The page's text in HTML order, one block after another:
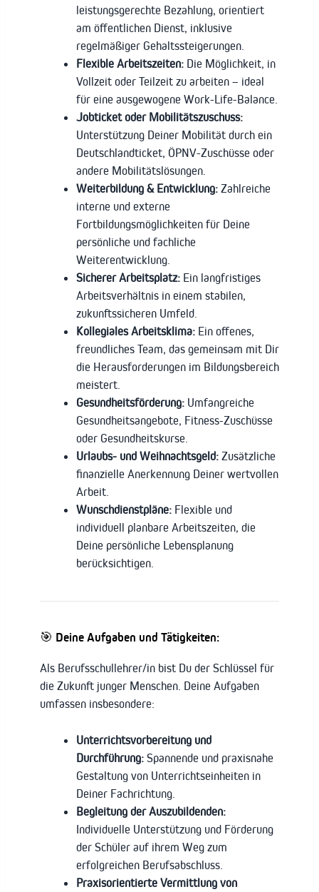
leistungsgerechte Bezahlung, orientiert
am öffentlichen Dienst, inklusive
regelmäßiger Gehaltssteigerungen.
Flexible Arbeitszeiten: Die Möglichkeit, in
Vollzeit oder Teilzeit zu arbeiten – ideal
für eine ausgewogene Work-Life-Balance.
Jobticket oder Mobilitätszuschuss:
Unterstützung Deiner Mobilität durch ein
Deutschlandticket, ÖPNV-Zuschüsse oder
andere Mobilitätslösungen.
Weiterbildung & Entwicklung: Zahlreiche
interne und externe
Fortbildungsmöglichkeiten für Deine
persönliche und fachliche
Weiterentwicklung.
Sicherer Arbeitsplatz: Ein langfristiges
Arbeitsverhältnis in einem stabilen,
zukunftssicheren Umfeld.
Kollegiales Arbeitsklima: Ein offenes,
freundliches Team, das gemeinsam mit Dir
die Herausforderungen im Bildungsbereich
meistert.
Gesundheitsförderung: Umfangreiche
Gesundheitsangebote, Fitness-Zuschüsse
oder Gesundheitskurse.
Urlaubs- und Weihnachtsgeld: Zusätzliche
finanzielle Anerkennung Deiner wertvollen
Arbeit.
Wunschdienstpläne: Flexible und
individuell planbare Arbeitszeiten, die
Deine persönliche Lebensplanung
berücksichtigen.
🎯 Deine Aufgaben und Tätigkeiten:
Als Berufsschullehrer/in bist Du der Schlüssel für
die Zukunft junger Menschen. Deine Aufgaben
umfassen insbesondere:
Unterrichtsvorbereitung und
Durchführung: Spannende und praxisnahe
Gestaltung von Unterrichtseinheiten in
Deiner Fachrichtung.
Begleitung der Auszubildenden:
Individuelle Unterstützung und Förderung
der Schüler auf ihrem Weg zum
erfolgreichen Berufsabschluss.
Praxisorientierte Vermittlung von